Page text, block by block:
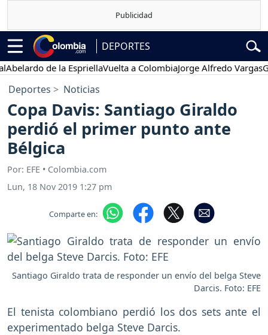
DEPORTES
de la EspriellaVuelta a ColombiaJorge Alfredo Vargas
Deportes Noticias
Copa Davis: Santiago Giraldo
perdió el primer punto ante
Bélgica
Por: EFE • Colombia.com
Lun, 18 Nov 2019 1:27 pm
Comparte en:
Santiago Giraldo trata de responder un envío del belga Steve
Darcis. Foto: EFE
El tenista colombiano perdió los dos sets ante el
experimentado belga Steve Darcis.